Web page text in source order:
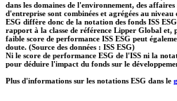
dans les domaines de l'environnement, des
d'entreprise sont combinées et agrégées au
ESG diffère donc de la notation des fonds ISS
rapport à la classe de référence Lipper Global et,
faible score de performance ISS ESG peut
doute. (Source des données : ISS ESG)
Ni le score de performance ESG de l'ISS ni la
pour déduire l'impact du fonds sur le
Plus d'informations sur les notations ESG dans le